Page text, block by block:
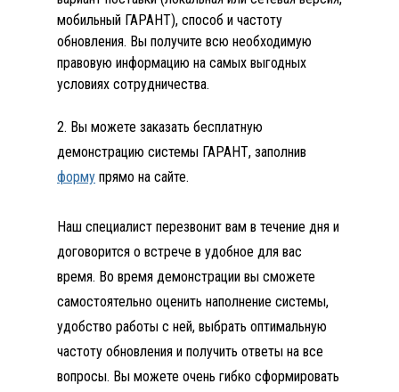
мобильный ГАРАНТ), способ и частоту
обновления. Вы получите всю необходимую
правовую информацию на самых выгодных
условиях сотрудничества.
2. Вы можете заказать бесплатную
демонстрацию системы ГАРАНТ, заполнив
форму прямо на сайте.
Наш специалист перезвонит вам в течение дня и
договорится о встрече в удобное для вас
время. Во время демонстрации вы сможете
самостоятельно оценить наполнение системы,
удобство работы с ней, выбрать оптимальную
частоту обновления и получить ответы на все
вопросы. Вы можете очень гибко сформировать